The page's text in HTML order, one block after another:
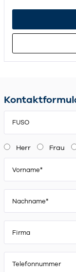
FUSO
Herr Frau